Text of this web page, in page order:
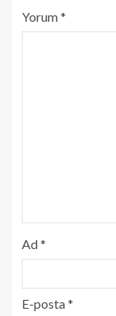
Yorum*
Ad*
E-posta*